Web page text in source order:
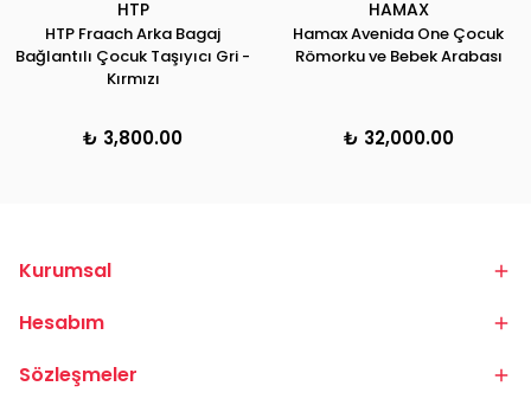
HTP
HTP Fraach Arka Bagaj
Bağlantılı Çocuk Taşıyıcı Gri -
Kırmızı
₺ 3,800.00
HAMAX
Hamax Avenida One Çocuk
Römorku ve Bebek Arabası
₺ 32,000.00
Kurumsal
Hesabım
Sözleşmeler